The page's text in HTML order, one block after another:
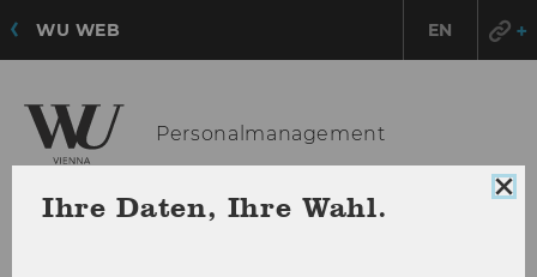
WU WEB EN
Personalmanagement
Ihre Daten, Ihre Wahl.